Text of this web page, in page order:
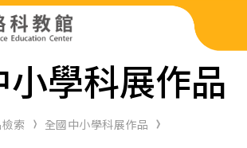
刊
小學科展作品
索
全國中小學科展作品